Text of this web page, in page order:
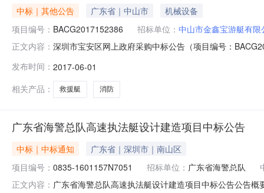
中标｜其他公告 广东省｜中山市
机械设备
项目编号： BACG2017152386 招标单位： 中山市金鑫宝游艇有限
正文内容： 深圳市宝安区网上政府采购中标公告（项目编号：
1.01500无中标供应商资格审查及报价情况：序号(A包)
发布时间： 2017-06-01
相关产品：
救援艇 消防
广东省海警总队高速执法艇设计建造项目中标公告
中标｜中标通知
广东省｜深圳市｜南山区
项目编号： 0835-1601157N7051 招标单位： 广东省海警总队
正文内容： 广东省海警总队高速执法艇设计建造项目中标公告公告